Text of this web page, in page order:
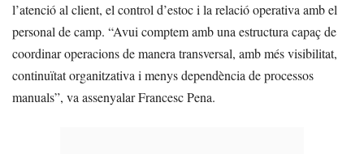
l’atenció al client, el control d’estoc i la relació operativa amb el
personal de camp. “Avui comptem amb una estructura capaç de
coordinar operacions de manera transversal, amb més visibilitat,
continuïtat organitzativa i menys dependència de processos
manuals”, va assenyalar Francesc Pena.